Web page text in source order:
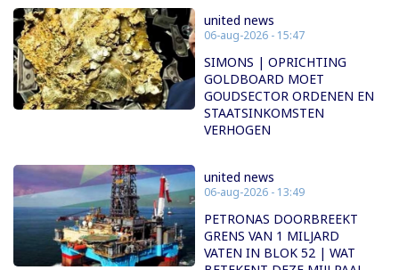
united news
06-aug-2026 - 15:47
SIMONS | OPRICHTING
GOLDBOARD MOET
GOUDSECTOR ORDENEN EN
STAATSINKOMSTEN
VERHOGEN
united news
06-aug-2026 - 13:49
PETRONAS DOORBREEKT
GRENS VAN 1 MILJARD
VATEN IN BLOK 52 | WAT